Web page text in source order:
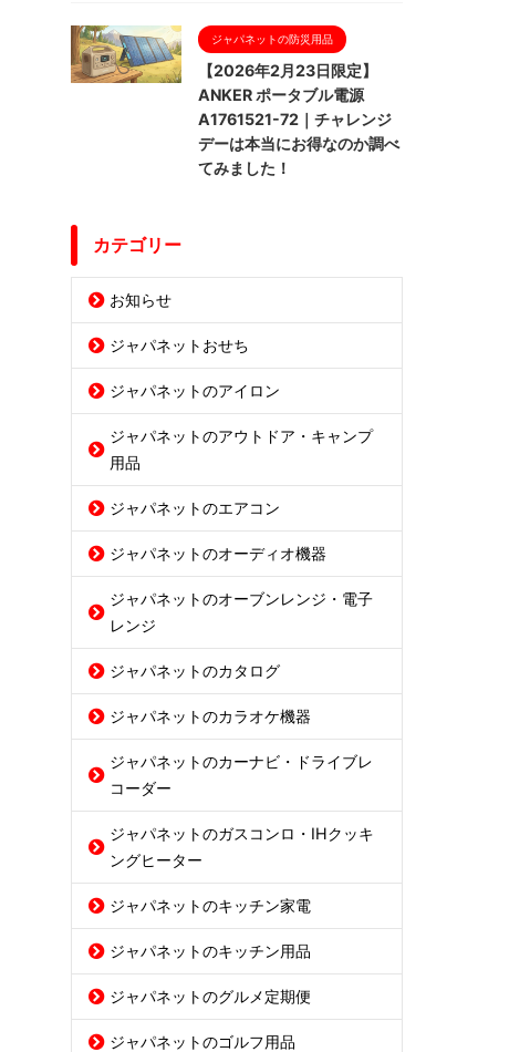
ジャパネットの防災用品
【2026年2月23日限定】
ANKER ポータブル電源
A1761521-72｜チャレンジ
デーは本当にお得なのか調べ
てみました！
カテゴリー
お知らせ
ジャパネットおせち
ジャパネットのアイロン
ジャパネットのアウトドア・キャンプ
用品
ジャパネットのエアコン
ジャパネットのオーディオ機器
ジャパネットのオーブンレンジ・電子
レンジ
ジャパネットのカタログ
ジャパネットのカラオケ機器
ジャパネットのカーナビ・ドライブレ
コーダー
ジャパネットのガスコンロ・IHクッキ
ングヒーター
ジャパネットのキッチン家電
ジャパネットのキッチン用品
ジャパネットのグルメ定期便
ジャパネットのゴルフ用品